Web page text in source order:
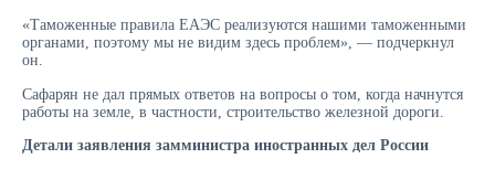
«Таможенные правила ЕАЭС реализуются нашими таможенными
органами, поэтому мы не видим здесь проблем», — подчеркнул
он.
Сафарян не дал прямых ответов на вопросы о том, когда начнутся
работы на земле, в частности, строительство железной дороги.
Детали заявления замминистра иностранных дел России